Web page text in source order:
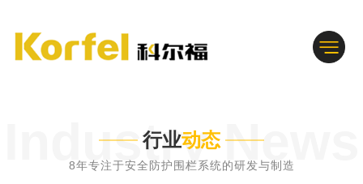
行业动态
8年专注于安全防护围栏系统的研发与制造
Industry News